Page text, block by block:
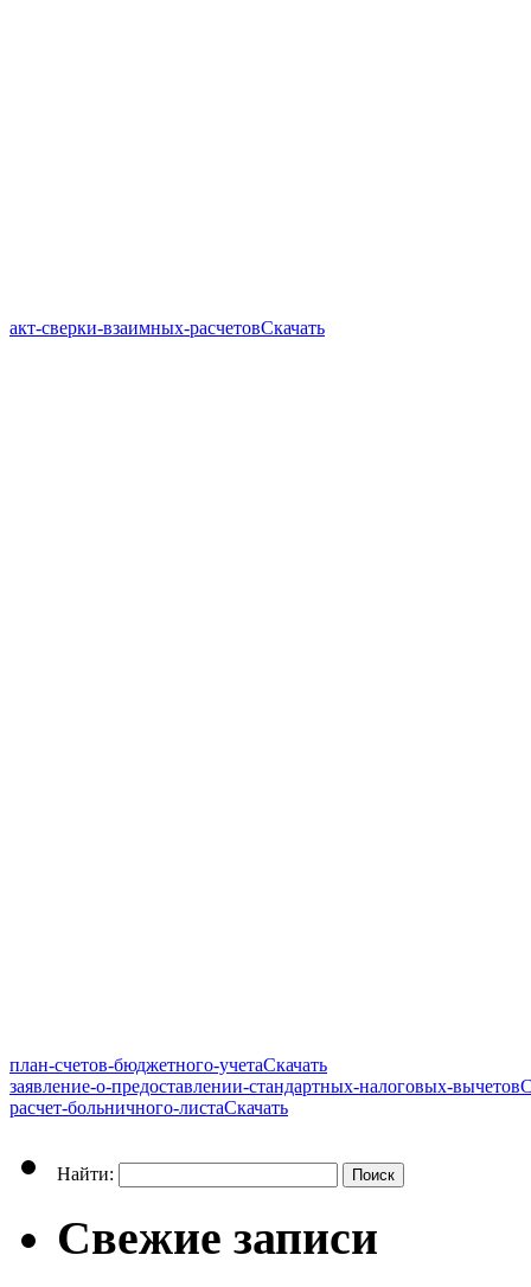
акт-сверки-взаимных-расчетовСкачать
план-счетов-бюджетного-учетаСкачать
заявление-о-предоставлении-стандартных-налоговых-вычетов
расчет-больничного-листаСкачать
Найти:
Свежие записи